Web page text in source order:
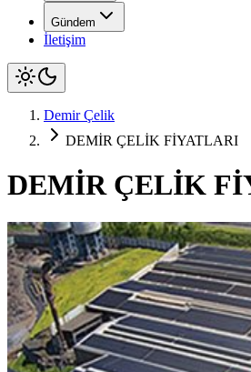
Gündem
İletişim
Demir Çelik
DEMİR ÇELİK FİYATLARI
DEMİR ÇELİK